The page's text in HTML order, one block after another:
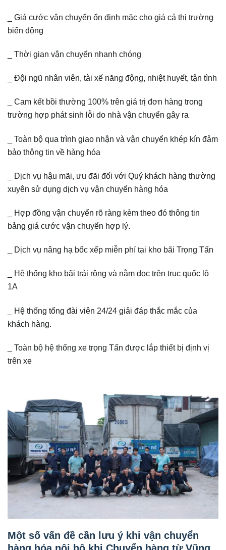
_ Giá cước vận chuyển ổn định mặc cho giá cả thị trường
biến động
_ Thời gian vận chuyển nhanh chóng
_ Đội ngũ nhân viên, tài xế năng động, nhiệt huyết, tận tình
_ Cam kết bồi thường 100% trên giá trị đơn hàng trong
trường hợp phát sinh lỗi do nhà vận chuyển gây ra
_ Toàn bộ qua trình giao nhận và vận chuyển khép kín đảm
bảo thông tin về hàng hóa
_ Dịch vụ hậu mãi, ưu đãi đối với Quý khách hàng thường
xuyên sử dụng dịch vụ vận chuyển hàng hóa
_ Hợp đồng vận chuyển rõ ràng kèm theo đó thông tin
bảng giá cước vận chuyển hợp lý.
_ Dịch vụ nâng hạ bốc xếp miễn phí tại kho bãi Trọng Tấn
_ Hệ thống kho bãi trải rộng và nằm dọc trên trục quốc lộ
1A
_ Hệ thống tổng đài viên 24/24 giải đáp thắc mắc của
khách hàng.
_ Toàn bộ hệ thống xe trọng Tấn được lắp thiết bị định vị
trên xe
Một số vấn đề cần lưu ý khi vận chuyển